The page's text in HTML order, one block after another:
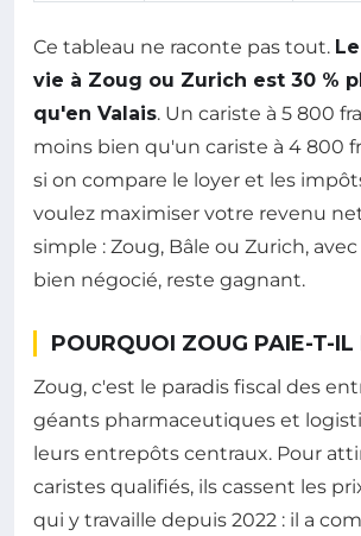
Ce tableau ne raconte pas tout.
vie à Zoug ou Zurich est 30 %
qu'en Valais. Un cariste à 5 800
moins bien qu'un cariste à 4 800
si on compare le loyer et les
voulez maximiser votre revenu
simple : Zoug, Bâle ou Zurich,
bien négocié, reste gagnant.
POURQUOI ZOUG PAIE-T-IL
Zoug, c'est le paradis fiscal des
géants pharmaceutiques et
leurs entrepôts centraux. Pour
caristes qualifiés, ils cassent les
qui y travaille depuis 2022 : il a